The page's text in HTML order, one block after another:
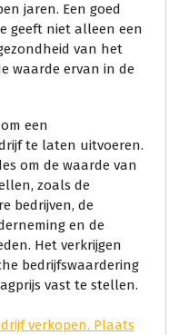
jaren. Een goed
geeft niet alleen een
van het
waarde ervan in de
een
te laten uitvoeren.
om de waarde van
zoals de
bedrijven, de
en de
Het verkrijgen
bedrijfswaardering
vast te stellen.
verkopen. Plaats